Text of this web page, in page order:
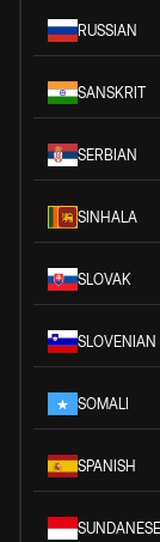
RUSSIAN
SANSKRIT
SERBIAN
SINHALA
SLOVAK
SLOVENIAN
SOMALI
SPANISH
SUNDANESE